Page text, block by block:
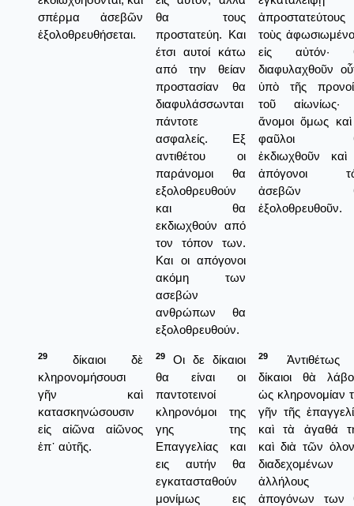
σπέρμα ἀσεβῶν
ἐξολοθρευθήσεται.
θα τους
προστατεύη. Και
έτσι αυτοί κάτω
από την θείαν
προστασίαν θα
διαφυλάσσωνται
πάντοτε
ασφαλείς. Εξ
αντιθέτου οι
παράνομοι θα
εξολοθρευθούν
και θα
εκδιωχθούν από
τον τόπον των.
Και οι απόγονοι
ακόμη των
ασεβών
ανθρώπων θα
εξολοθρευθούν.
ἀπροστατεύτους
τοὺς
εἰς αὐτόν·
διαφυλαχθοῦν
ὑπὸ τῆς
τοῦ αἰωνίως·
ἄνομοι ὅμως καὶ
φαῦλοι
ἐκδιωχθοῦν καὶ
ἀπόγονοι
ἀσεβῶν
ἐξολοθρευθοῦν.
29
δίκαιοι δὲ
κληρονομήσουσι
γῆν καὶ
κατασκηνώσουσιν
εἰς αἰῶνα αἰῶνος
ἐπ᾿ αὐτῆς.
29
Οι δε δίκαιοι
θα είναι οι
παντοτεινοί
κληρονόμοι της
γης της
Επαγγελίας και
εις αυτήν θα
εγκατασταθούν
μονίμως εις
29
Ἀντιθέτως
δίκαιοι θὰ
ὡς κληρονομίαν
γῆν τῆς
καὶ τὰ ἀγαθά
καὶ διὰ τῶν
διαδεχομένων
ἀλλήλους
ἀπογόνων των